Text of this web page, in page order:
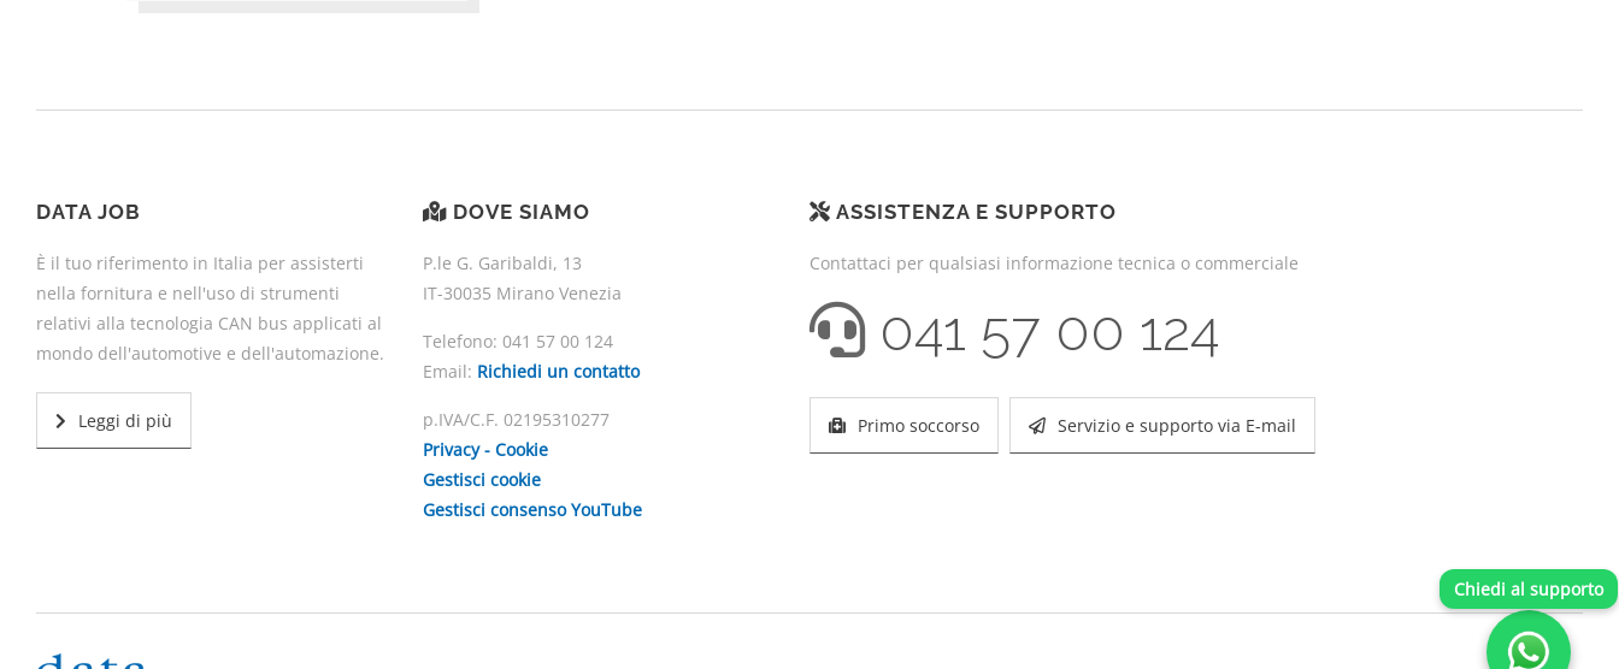
DATA JOB
È il tuo riferimento in Italia per assisterti
nella fornitura e nell'uso di strumenti
relativi alla tecnologia CAN bus applicati al
mondo dell'automotive e dell'automazione.
Leggi di più
DOVE SIAMO
P.le G. Garibaldi, 13
IT-30035 Mirano Venezia
Telefono: 041 57 00 124
Email: Richiedi un contatto
p.IVA/C.F. 02195310277
Privacy - Cookie
Gestisci cookie
Gestisci consenso YouTube
ASSISTENZA E SUPPORTO
Contattaci per qualsiasi informazione tecnica o commerciale
041 57 00 124
Primo soccorso Servizio e supporto via E-mail
Chiedi al supporto